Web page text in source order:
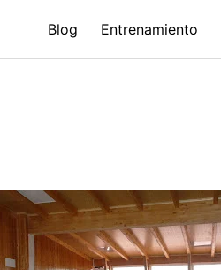
Blog Entrenamiento